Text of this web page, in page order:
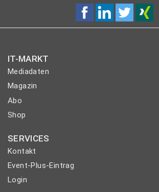
IT-MARKT
Mediadaten
Magazin
Abo
Shop
SERVICES
Kontakt
Event-Plus-Eintrag
Login